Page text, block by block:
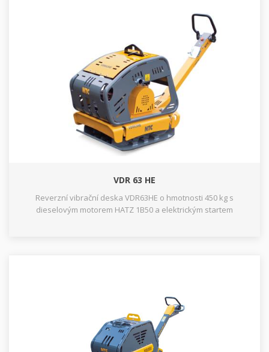
VDR 63 HE
Reverzní vibrační deska VDR63HE o hmotnosti 450 kg s
dieselovým motorem HATZ 1B50 a elektrickým startem